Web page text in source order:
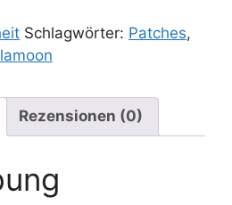
Schlagwörter: Patches,
Rezensionen (0)